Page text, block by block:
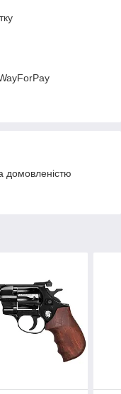
домовленістю